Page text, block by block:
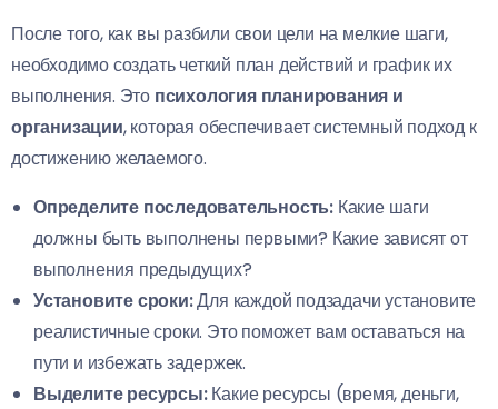
После того, как вы разбили свои цели на мелкие шаги,
необходимо создать четкий план действий и график их
выполнения. Это психология планирования и
организации, которая обеспечивает системный подход к
достижению желаемого.
Определите последовательность: Какие шаги
должны быть выполнены первыми? Какие зависят от
выполнения предыдущих?
Установите сроки:Для каждой подзадачи установите
реалистичные сроки. Это поможет вам оставаться на
пути и избежать задержек.
Выделите ресурсы:Какие ресурсы (время, деньги,